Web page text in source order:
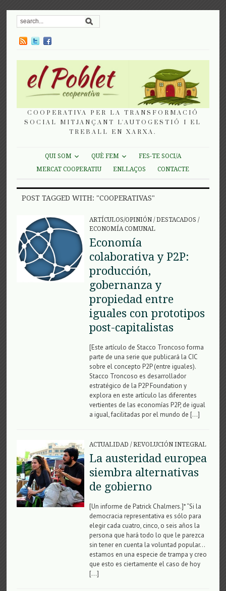
COOPERATIVA PER LA TRANSFORMACIÓ
SOCIAL MITJANÇANT L'AUTOGESTIÓ I EL
TREBALL EN XARXA.
QUI SOM QUÈ FEM
FES-TE SOCI/A
MERCAT COOPERATIU
ENLLAÇOS CONTACTE
POST TAGGED WITH: "COOPERATIVAS"
ARTÍCULOS/OPINIÓN/DESTACADOS /
ECONOMÍA COMUNAL
Economía
colaborativa y P2P:
producción,
gobernanza y
propiedad entre
iguales con prototipos
post-capitalistas
[Este artículo de Stacco Troncoso forma
parte de una serie que publicará la CIC
sobre el concepto P2P (entre iguales).
Stacco Troncoso es desarrollador
estratégico de la P2P Foundation y
explora en este artículo las diferentes
vertientes de las economías P2P, de igual
a igual, facilitadas por el mundo de […]
ACTUALIDAD /REVOLUCIÓN INTEGRAL
La austeridad europea
siembra alternativas
de gobierno
[Un informe de Patrick Chalmers.]* “Si la
democracia representativa es sólo para
elegir cada cuatro, cinco, o seis años la
persona que hará todo lo que le parezca
sin tener en cuenta la voluntad popular…
estamos en una especie de trampa y creo
que esto es ciertamente el caso de hoy
[…]